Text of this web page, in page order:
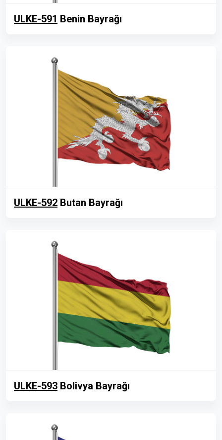
ULKE-591 Benin Bayrağı
ULKE-592 Butan Bayrağı
ULKE-593 Bolivya Bayrağı